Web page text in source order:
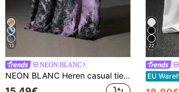
13
NEON BLANC
NEON BLANC Heren casual tie-dye ronde hals gebreide korte mouwen T-shirt, zomer, vakantie, Vaderdagcadeaus, voetbal
22